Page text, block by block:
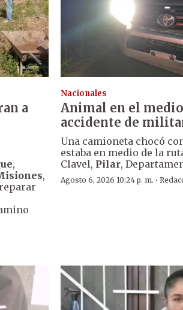
a
,
,
Nacionales
Animal en el
accidente de
Una camioneta chocó
estaba en medio de la
Clavel, Pilar,
Agosto 6, 2026 10:24 p. m. ·